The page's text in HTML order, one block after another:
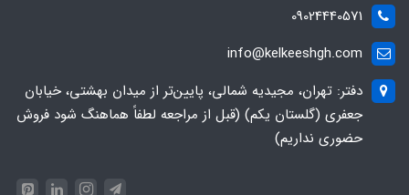
09024440571
info@kelkeeshgh.com
دفتر: تهران، مجیدیه شمالی، پایین‌تر از میدان بهشتی، خیابان
جعفری (گلستان یکم) (قبل از مراجعه لطفاً هماهنگ شود فروش
حضوری نداریم)